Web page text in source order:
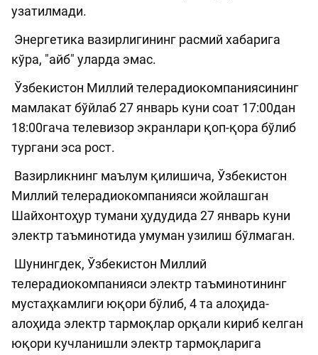
узатилмади.
Энергетика вазирлигининг расмий хабарига
кўра, "айб" уларда эмас.
Ўзбекистон Миллий телерадиокомпаниясининг
мамлакат бўйлаб 27 январь куни соат 17:00дан
18:00гача телевизор экранлари қоп-қора бўлиб
тургани эса рост.
Вазирликнинг маълум қилишича, Ўзбекистон
Миллий телерадиокомпанияси жойлашган
Шайхонтоҳур тумани ҳудудида 27 январь куни
электр таъминотида умуман узилиш бўлмаган.
Шунингдек, Ўзбекистон Миллий
телерадиокомпанияси электр таъминотининг
мустаҳкамлиги юқори бўлиб, 4 та алоҳида-
алоҳида электр тармоқлар орқали кириб келган
юқори кучланишли электр тармоқларига